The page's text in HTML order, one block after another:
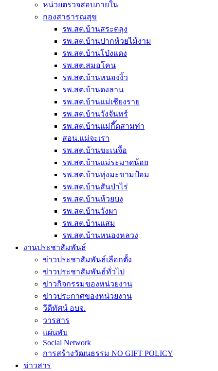
หน่วยตรวจสอบภายใน
กองสาธารณสุข
รพ.สต.บ้านสระตลุง
รพ.สต.บ้านปากห้วยไม้งาม
รพ.สต.บ้านโป่งแดง
รพ.สต.สมอโคน
รพ.สต.บ้านหนองงิ้ว
รพ.สต.บ้านดงลาน
รพ.สต.บ้านแม่เชียงราย
รพ.สต.บ้านวังจันทร์
รพ.สต.บ้านแม่กึ๊ดสามท่า
สอน.แม่จะเรา
รพ.สต.บ้านขะเนจื้อ
รพ.สต.บ้านแม่ระมาดน้อย
รพ.สต.บ้านทุ่งมะขามป้อม
รพ.สต.บ้านสันป่าไร่
รพ.สต.บ้านห้วยบง
รพ.สต.บ้านวังผา
รพ.สต.บ้านแสม
รพ.สต.บ้านหนองหลวง
งานประชาสัมพันธ์
ข่าวประชาสัมพันธ์เลือกตั้ง
ข่าวประชาสัมพันธ์ทั่วไป
ข่าวกิจกรรมของหน่วยงาน
ข่าวประกาศของหน่วยงาน
วีดีทัศน์ อบจ.
วารสาร
แผ่นพับ
Social Network
การสร้างวัฒนธรรม NO GIFT POLICY
ข่าวสาร